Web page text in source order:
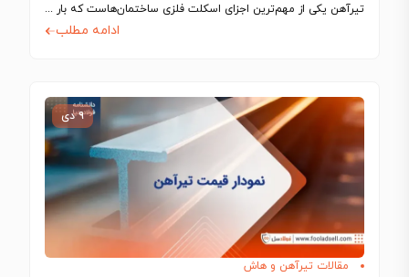
تیرآهن یکی از مهم‌ترین اجزای اسکلت فلزی ساختمان‌هاست که بار سقف و طبقات را…
ادامه مطلب
۹ دی
مقالات تیرآهن و هاش